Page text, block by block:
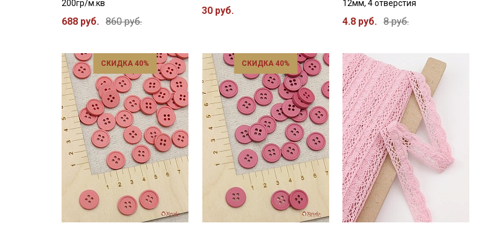
200гр/м.кв
688 руб. 860 руб.
30 руб.
12мм, 4 отверстия
4.8 руб. 8 руб.
СКИДКА 40% СКИДКА 40%